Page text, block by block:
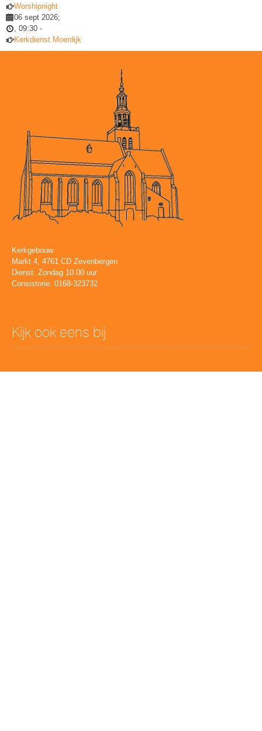
Worshipnight
06 sept 2026;
, 09:30 -
Kerkdienst Moerdijk
Kerkgebouw
Markt 4, 4761 CD Zevenbergen
Dienst: Zondag 10.00 uur
Consistorie: 0168-323732
Kijk ook eens bij